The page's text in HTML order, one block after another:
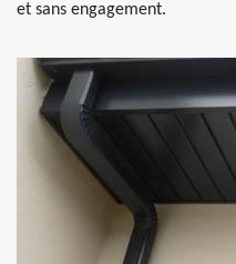
et sans engagement.